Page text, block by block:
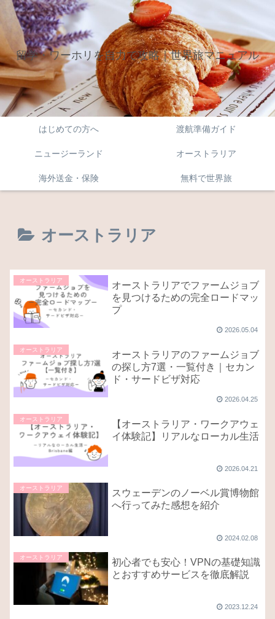
留学・ワーホリを自力で攻略｜世界旅マニュアル
はじめての方へ 渡航準備ガイド
ニュージーランド オーストラリア
海外送金・保険 無料で世界旅
オーストラリア
オーストラリア
オーストラリアでファームジョブ
を見つけるための完全ロードマッ
プ
2026.05.04
オーストラリア
オーストラリアのファームジョブ
の探し方7選・一覧付き｜セカン
ド・サードビザ対応
2026.04.25
オーストラリア
【オーストラリア・ワークアウェ
イ体験記】リアルなローカル生活
2026.04.21
オーストラリア
スウェーデンのノーベル賞博物館
へ行ってみた感想を紹介
2024.02.08
オーストラリア
初心者でも安心！VPNの基礎知識
とおすすめサービスを徹底解説
2023.12.24